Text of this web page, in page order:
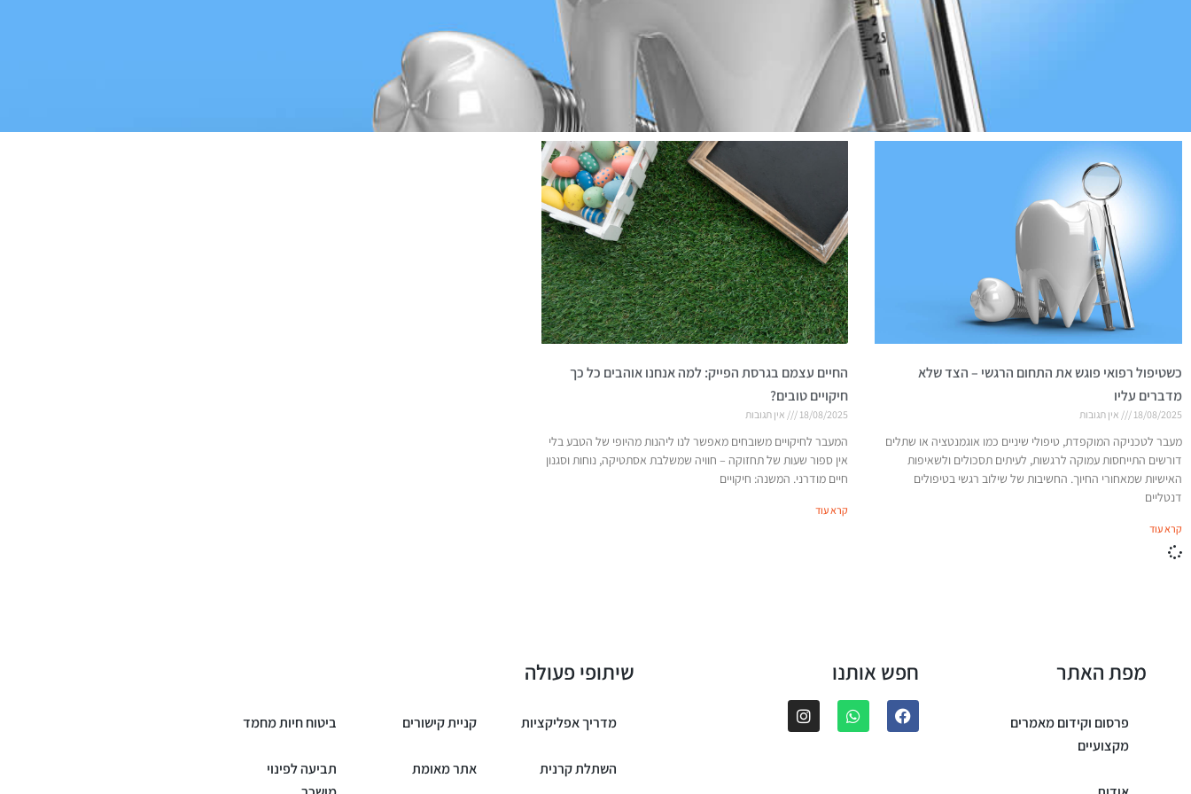
כשטיפול רפואי פוגש את התחום הרגשי – הצד שלא
מדברים עליו
18/08/2025 אין תגובות
מעבר לטכניקה המוקפדת, טיפולי שיניים כמו אוגמנטציה או שתלים
דורשים התייחסות עמוקה לרגשות, לעיתים תסכולים ולשאיפות
האישיות שמאחורי החיוך. החשיבות של שילוב רגשי בטיפולים
דנטליים
קרא עוד
החיים עצמם בגרסת הפייק: למה אנחנו אוהבים כל כך
חיקויים טובים?
18/08/2025 אין תגובות
המעבר לחיקויים משובחים מאפשר לנו ליהנות מהיופי של הטבע בלי
אין ספור שעות של תחזוקה – חוויה שמשלבת אסתטיקה, נוחות וסגנון
חיים מודרני. המשנה: חיקויים
קרא עוד
מפת האתר
פרסום וקידום מאמרים
מקצועיים
חפש אותנו שיתופי פעולה
מדריך אפליקציות קניית קישורים ביטוח חיות מחמד
השתלת קרנית אתר מאומת
תביעה לפינוי